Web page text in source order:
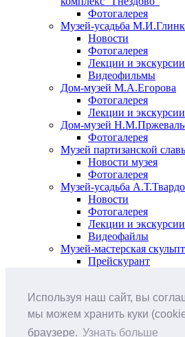
Используя наш сайт, вы
мы можем хранить куки
браузере. Узнать больше
Фотогалерея
Музей-усадьба
Новости
Фотогалерея
Лекции и экскурсии
Видеофильмы
Дом-музей М.А.Егорова
Фотогалерея
Лекции и экскурсии
Дом-музей
Фотогалерея
Музей партизанской
Новости музея
Фотогалерея
Музей-усадьба
Новости
Фотогалерея
Лекции и экскурсии
Видеофайлы
Музей-мастерская
Прейскурант
Анонс мероприятий
Виртуальные выставки